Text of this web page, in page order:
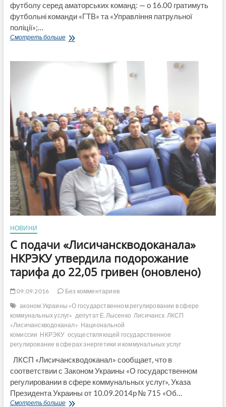
футболу серед аматорських команд: — о 16.00 гратимуть
футбольні команди «ГТВ» та «Управління патрульної
поліції»;…
Смотреть больше17
«Шахтар»
тур
міського
турніру
з
футболу
НОВИНИ
С подачи «Лисичанскводоканала»
НКРЭКУ утвердила подорожание
тарифа до 22,05 гривен (оновлено)
09.09.2016
Без комментариев
аконом Украины «О государственном регулировании в сфере
коммунальных услуг» депутат Е.Лысенко Лисичанск ЛКСП
«Лисичанскводоканал» Национальной
комиссии НКРЭКУ осуществляющей государственное
регулирование в сферах энергетики и коммунальных услуг
ЛКСП «Лисичанскводоканал» сообщает, что в
соответствии с Законом Украины «О государственном
регулировании в сфере коммунальных услуг», Указа
Президента Украины от 10.09.2014р № 715 «Об…
Смотреть большеС